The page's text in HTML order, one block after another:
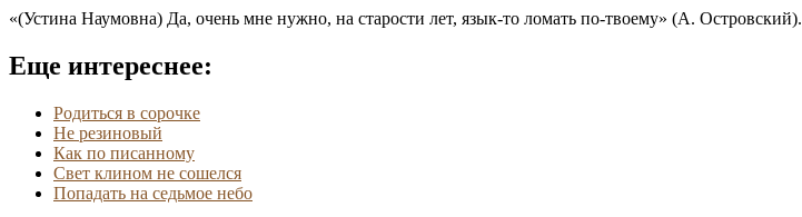
«(Устина Наумовна) Да, очень мне нужно, на старости лет, язык-то ломать по-твоему» (А. Островский).
Еще интереснее:
Родиться в сорочке
Не резиновый
Как по писанному
Свет клином не сошелся
Попадать на седьмое небо